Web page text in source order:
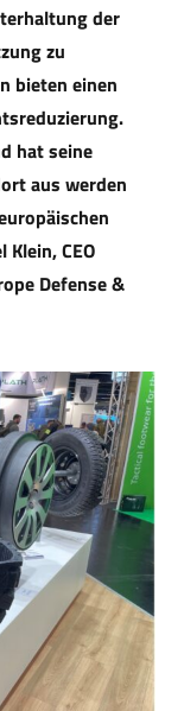
der
zu
bieten einen
hat seine
aus werden
CEO
Defense &